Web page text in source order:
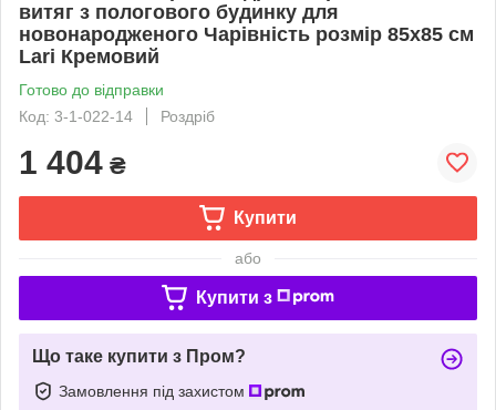
витяг з пологового будинку для
новонародженого Чарівність розмір 85х85 см
Lari Кремовий
Готово до відправки
Код: 3-1-022-14
Роздріб
1 404 ₴
Купити
або
Купити з
Що таке купити з Пром?
Замовлення під захистом